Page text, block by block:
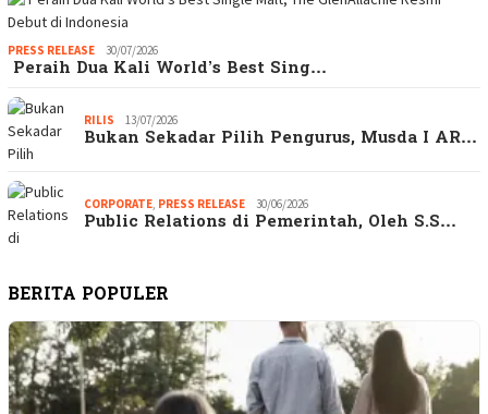
PRESS RELEASE 30/07/2026
Peraih Dua Kali World’s Best Sing…
RILIS 13/07/2026
Bukan Sekadar Pilih Pengurus, Musda I AR…
CORPORATE, PRESS RELEASE 30/06/2026
Public Relations di Pemerintah, Oleh S.S…
BERITA POPULER